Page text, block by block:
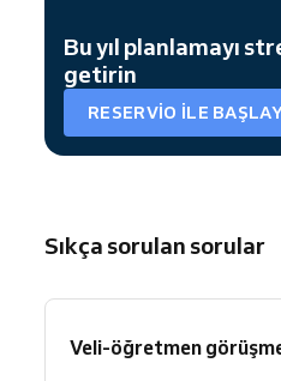
Bu yıl planlamayı
getirin
RESERVIO ILE
Sıkça sorulan sorular
Veli-öğretmen